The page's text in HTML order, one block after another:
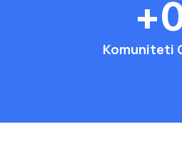
Komuniteti
+